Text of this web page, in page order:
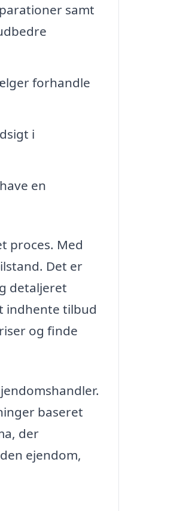
samt
forhandle
i
en
proces. Med
Det er
detaljeret
indhente tilbud
og finde
baseret
der
ejendom,